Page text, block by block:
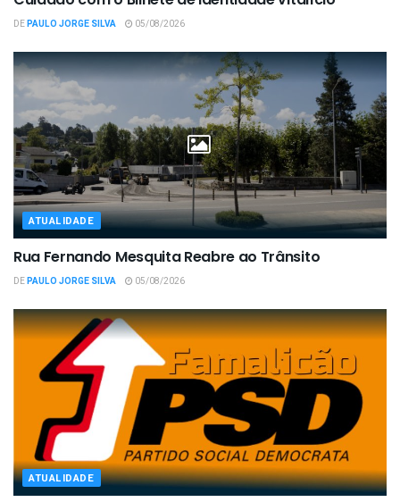
DEPAULO JORGE SILVA 05/08/2026
ATUALIDADE
Rua Fernando Mesquita Reabre ao Trânsito
DEPAULO JORGE SILVA 05/08/2026
ATUALIDADE